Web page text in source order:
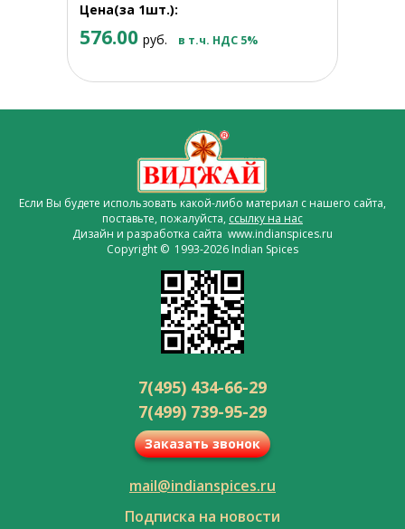
Цена(за 1шт.):
576.00 руб. в т.ч. НДС 5%
Если Вы будете использовать какой-либо материал с нашего сайта,
поставьте, пожалуйста, ссылку на нас
Дизайн и разработка сайта www.indianspices.ru
Copyright © 1993-2026 Indian Spices
7(495) 434-66-29
7(499) 739-95-29
Заказать звонок
mail@indianspices.ru
Подписка на новости